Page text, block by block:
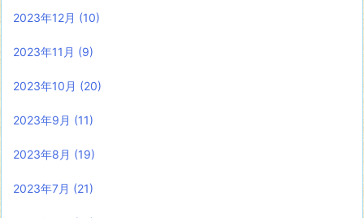
2023年12月 (10)
2023年11月 (9)
2023年10月 (20)
2023年9月 (11)
2023年8月 (19)
2023年7月 (21)